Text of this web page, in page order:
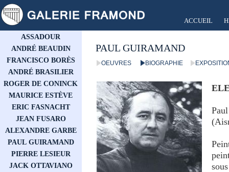
PAUL GUIRAMAND
BIOGRAPHIE
OEUVRES
ACCUEIL
ASSADOUR
ANDRÉ BEAUDIN
FRANCISCO BORÈS
ANDRÉ BRASILIER
ROGER DE CONINCK
MAURICE ESTÈVE
ERIC FASNACHT
JEAN FUSARO
ALEXANDRE GARBE
PAUL GUIRAMAND
PIERRE LESIEUR
JACK OTTAVIANO